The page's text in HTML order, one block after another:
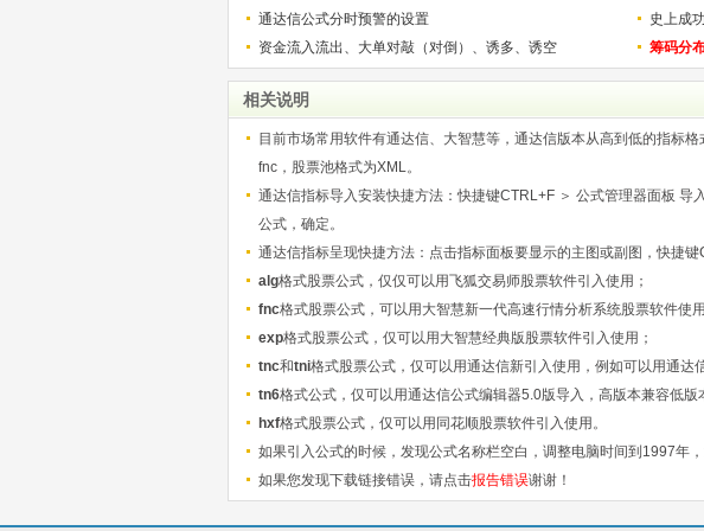
通达信公式分时预警的设置
史上成
称选股
资金流入流出、大单对敲（对倒）、诱多、诱空 筹码分
相关说明
目前市场常用软件有通达信、大智慧等，通达信版本从高到低的指标
fnc，股票池格式为XML。
通达信指标导入安装快捷方法：快捷键CTRL+F ＞ 公式管理器面板
公式，确定。
通达信指标呈现快捷方法：点击指标面板要显示的主图或副图，快捷键
alg格式股票公式，仅仅可以用飞狐交易师股票软件引入使用；
fnc格式股票公式，可以用大智慧新一代高速行情分析系统股票软件使
exp格式股票公式，仅可以用大智慧经典版股票软件引入使用；
tnc和tni格式股票公式，仅可以用通达信新引入使用，例如可以用通达
tn6格式公式，仅可以用通达信公式编辑器5.0版导入，高版本兼容低版
hxf格式股票公式，仅可以用同花顺股票软件引入使用。
如果引入公式的时候，发现公式名称栏空白，调整电脑时间到1997年
如果您发现下载链接错误，请点击报告错误谢谢！